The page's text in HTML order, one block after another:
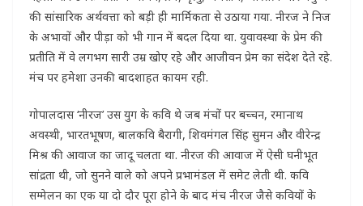
की सांसारिक अर्थवत्ता को बड़ी ही मार्मिकता से उठाया गया. नीरज ने निज
के अभावों और पीड़ा को भी गान में बदल दिया था. युवावस्था के प्रेम की
प्रतीति में वे लगभग सारी उम्र खोए रहे और आजीवन प्रेम का संदेश देते रहे.
मंच पर हमेशा उनकी बादशाहत कायम रही.
गोपालदास ‘नीरज’ उस युग के कवि थे जब मंचों पर बच्चन, रमानाथ
अवस्थी, भारतभूषण, बालकवि बैरागी, शिवमंगल सिंह सुमन और वीरेन्द्र
मिश्र की आवाज का जादू चलता था. नीरज की आवाज में ऐसी घनीभूत
सांद्रता थी, जो सुनने वाले को अपने प्रभामंडल में समेट लेती थी. कवि
सम्मेलन का एक या दो दौर पूरा होने के बाद मंच नीरज जैसे कवियों के